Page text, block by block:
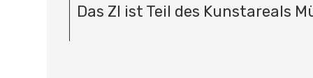
Das ZI ist Teil des Kunstareals